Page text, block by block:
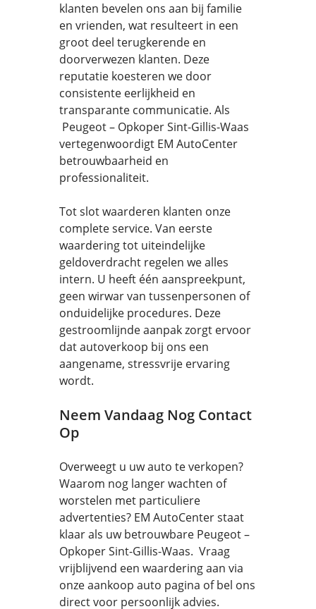
klanten bevelen ons aan bij familie
en vrienden, wat resulteert in een
groot deel terugkerende en
doorverwezen klanten. Deze
reputatie koesteren we door
consistente eerlijkheid en
transparante communicatie. Als
Peugeot – Opkoper Sint-Gillis-Waas
vertegenwoordigt EM AutoCenter
betrouwbaarheid en
professionaliteit.
Tot slot waarderen klanten onze
complete service. Van eerste
waardering tot uiteindelijke
geldoverdracht regelen we alles
intern. U heeft één aanspreekpunt,
geen wirwar van tussenpersonen of
onduidelijke procedures. Deze
gestroomlijnde aanpak zorgt ervoor
dat autoverkoop bij ons een
aangename, stressvrije ervaring
wordt.
Neem Vandaag Nog Contact
Op
Overweegt u uw auto te verkopen?
Waarom nog langer wachten of
worstelen met particuliere
advertenties? EM AutoCenter staat
klaar als uw betrouwbare Peugeot –
Opkoper Sint-Gillis-Waas. Vraag
vrijblijvend een waardering aan via
onze aankoop auto pagina of bel ons
direct voor persoonlijk advies.